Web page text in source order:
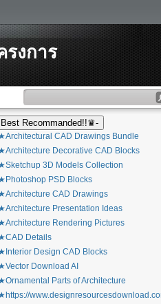
รงการ
Recommanded!!♛-
CAD Drawings Bundle
Decorative CAD Blocks
3D Models Collection
PSD Blocks
CAD Drawings
Presentation Ideas
Rendering Pictures
Details
Design CAD Blocks
Download AI
Parts of Architecture